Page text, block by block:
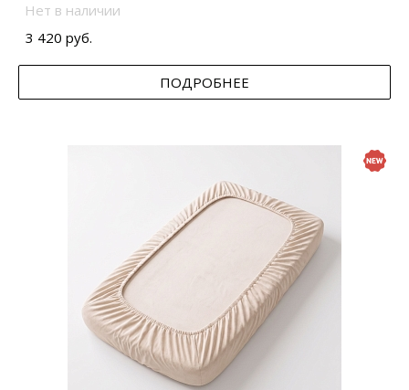
Нет в наличии
3 420 руб.
ПОДРОБНЕЕ